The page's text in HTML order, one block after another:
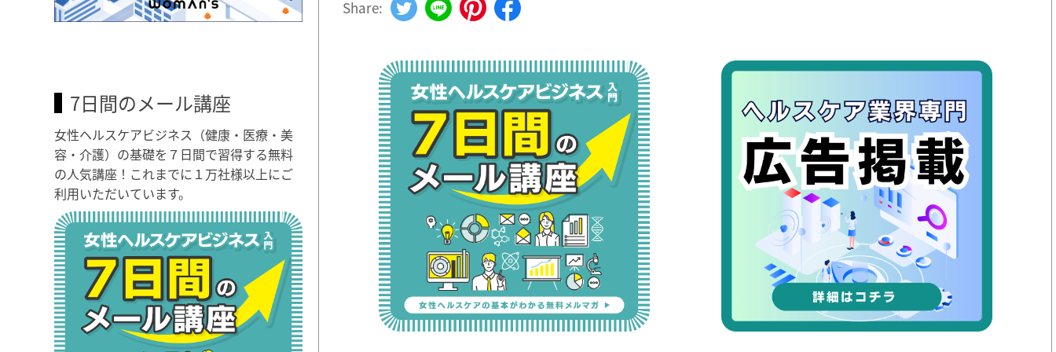
Share:
7日間のメール講座
女性ヘルスケアビジネス（健康・医療・美
容・介護）の基礎を７日間で習得する無料
の人気講座！これまでに１万社様以上にご
利用いただいています。